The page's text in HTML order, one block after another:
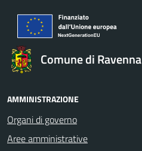
Comune di Ravenna
AMMINISTRAZIONE
Organi di governo
Aree amministrative